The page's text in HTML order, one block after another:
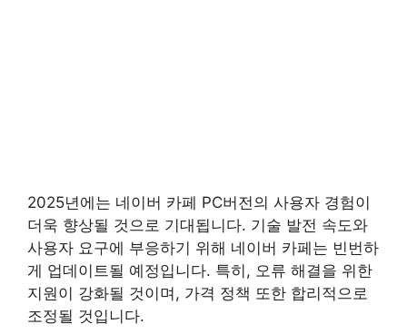
2025년에는 네이버 카페 PC버전의 사용자 경험이
더욱 향상될 것으로 기대됩니다. 기술 발전 속도와
사용자 요구에 부응하기 위해 네이버 카페는 빈번하
게 업데이트될 예정입니다. 특히, 오류 해결을 위한
지원이 강화될 것이며, 가격 정책 또한 합리적으로
조정될 것입니다.